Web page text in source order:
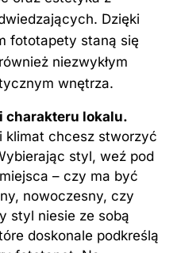
Dzięki
fototapety staną się
niezwykłym
wnętrza.
charakteru lokalu.
klimat chcesz stworzyć
styl, weź pod
– czy ma być
nowoczesny, czy
styl niesie ze sobą
doskonale podkreślą